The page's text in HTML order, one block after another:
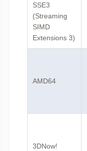
SSE3
(Streaming
SIMD
Extensions 3)
AMD64
3DNow!